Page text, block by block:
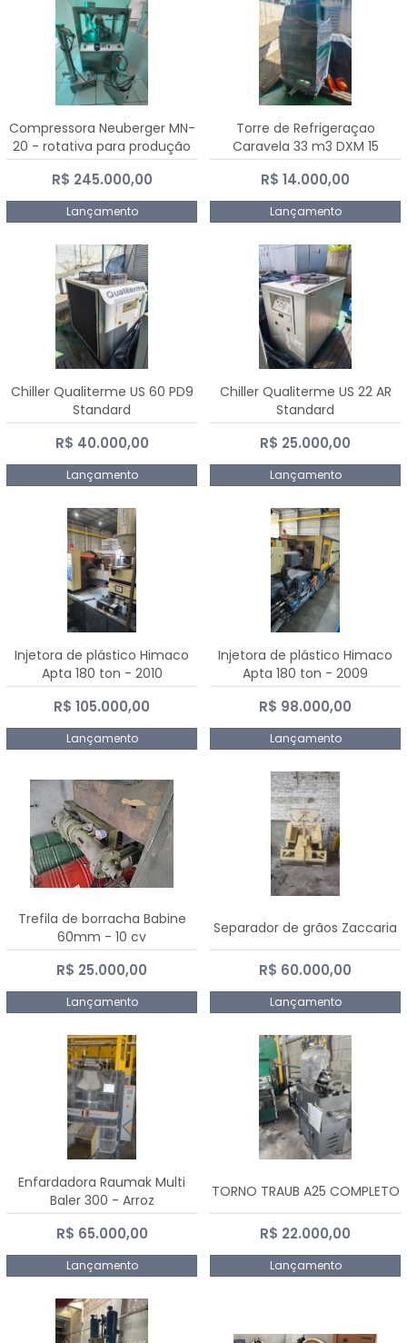
Compressora Neuberger MN-
20 - rotativa para produção
de comprimidos
R$ 245.000,00
Lançamento
Torre de Refrigeraçao
Caravela 33 m3 DXM 15
R$ 14.000,00
Lançamento
Chiller Qualiterme US 60 PD9
Standard
R$ 40.000,00
Lançamento
Chiller Qualiterme US 22 AR
Standard
R$ 25.000,00
Lançamento
Injetora de plástico Himaco
Apta 180 ton - 2010
R$ 105.000,00
Lançamento
Injetora de plástico Himaco
Apta 180 ton - 2009
R$ 98.000,00
Lançamento
Trefila de borracha Babine
60mm - 10 cv
R$ 25.000,00
Lançamento
Separador de grãos Zaccaria
R$ 60.000,00
Lançamento
Enfardadora Raumak Multi
Baler 300 - Arroz
R$ 65.000,00
Lançamento
TORNO TRAUB A25 COMPLETO
R$ 22.000,00
Lançamento